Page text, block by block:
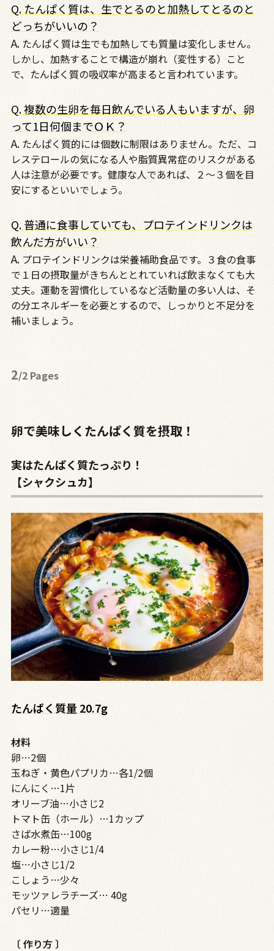
Q. たんぱく質は、生でとるのと加熱してとるのと
どっちがいいの？
A.たんぱく質は生でも加熱しても質量は変化しません。
しかし、加熱することで構造が崩れ（変性する）こと
で、たんぱく質の吸収率が高まると言われています。
Q. 複数の生卵を毎日飲んでいる人もいますが、卵
って1日何個までＯＫ？
A.たんぱく質的には個数に制限はありません。ただ、コ
レステロールの気になる人や脂質異常症のリスクがある
人は注意が必要です。健康な人であれば、２～３個を目
安にするといいでしょう。
Q. 普通に食事していても、プロテインドリンクは
飲んだ方がいい？
A.プロテインドリンクは栄養補助食品です。３食の食事
で１日の摂取量がきちんととれていれば飲まなくても大
丈夫。運動を習慣化しているなど活動量の多い人は、そ
の分エネルギーを必要とするので、しっかりと不足分を
補いましょう。
2/2 Pages
卵で美味しくたんぱく質を摂取！
実はたんぱく質たっぷり！
【シャクシュカ】
たんぱく質量20.7g
材料
卵…2個
玉ねぎ・黄色パプリカ…各1/2個
にんにく…1片
オリーブ油…小さじ2
トマト缶（ホール）…1カップ
さば水煮缶…100g
カレー粉…小さじ1/4
塩…小さじ1/2
こしょう…少々
モッツァレラチーズ… 40g
パセリ…適量
〔 作り方 〕